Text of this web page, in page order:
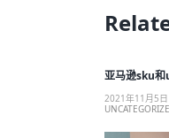
亚马逊sku和
2021年11月5日